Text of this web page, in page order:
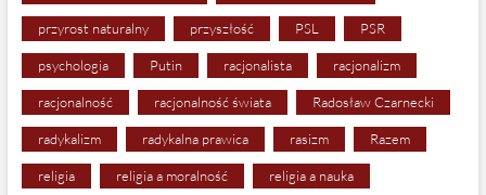
przyrost naturalny przyszłość PSL PSR
psychologia Putin racjonalista racjonalizm
racjonalność racjonalność świata Radosław Czarnecki
radykalizm radykalna prawica rasizm Razem
religia religia a moralność religia a nauka